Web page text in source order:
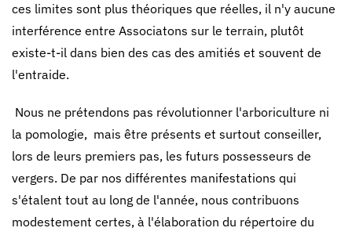
ces limites sont plus théoriques que réelles, il n'y aucune
interférence entre Associatons sur le terrain, plutôt
existe-t-il dans bien des cas des amitiés et souvent de
l'entraide.
Nous ne prétendons pas révolutionner l'arboriculture ni
la pomologie, mais être présents et surtout conseiller,
lors de leurs premiers pas, les futurs possesseurs de
vergers. De par nos différentes manifestations qui
s'étalent tout au long de l'année, nous contribuons
modestement certes, à l'élaboration du répertoire du